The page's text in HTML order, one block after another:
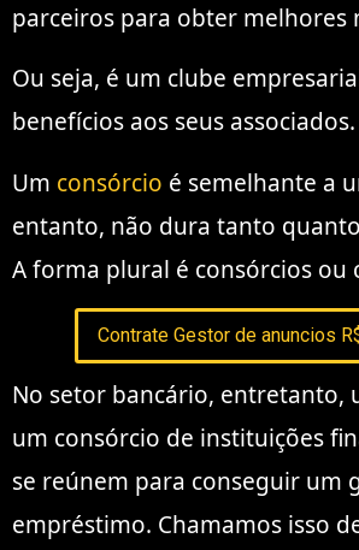
parceiros para obter melhores
Ou seja, é um clube
benefícios aos seus associados.
Um consórcio é semelhante a
entanto, não dura tanto
A forma plural é consórcios ou
Contrate Gestor de anuncios
No setor bancário, entretanto,
um consórcio de instituições
se reúnem para conseguir um
empréstimo. Chamamos isso